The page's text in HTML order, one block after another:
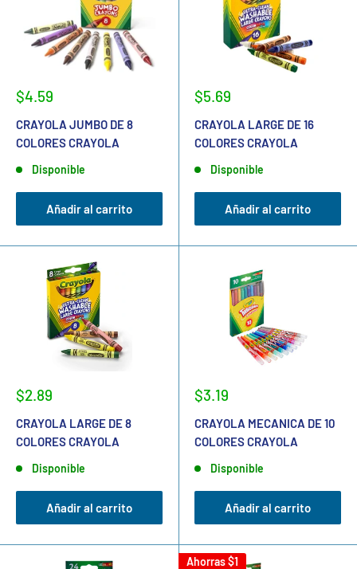
$4.59
CRAYOLA JUMBO DE 8
COLORES CRAYOLA
Disponible
Añadir al carrito
$5.69
CRAYOLA LARGE DE 16
COLORES CRAYOLA
Disponible
Añadir al carrito
$2.89
CRAYOLA LARGE DE 8
COLORES CRAYOLA
Disponible
Añadir al carrito
$3.19
CRAYOLA MECANICA DE 10
COLORES CRAYOLA
Disponible
Añadir al carrito
Ahorras$1